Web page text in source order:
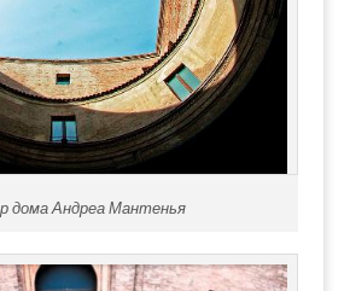
дома Андреа Мантенья